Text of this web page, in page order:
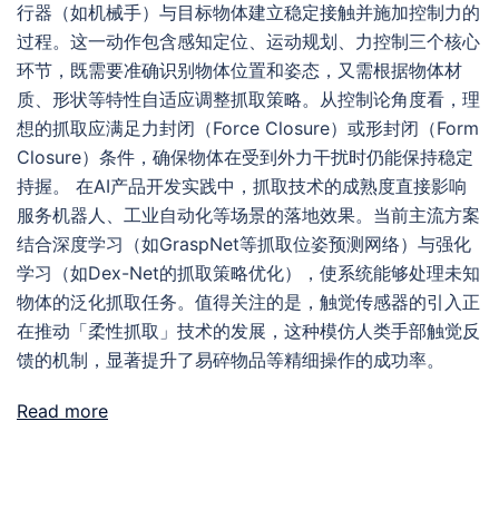
行器（如机械手）与目标物体建立稳定接触并施加控制力的
过程。这一动作包含感知定位、运动规划、力控制三个核心
环节，既需要准确识别物体位置和姿态，又需根据物体材
质、形状等特性自适应调整抓取策略。从控制论角度看，理
想的抓取应满足力封闭（Force Closure）或形封闭（Form
Closure）条件，确保物体在受到外力干扰时仍能保持稳定
持握。 在AI产品开发实践中，抓取技术的成熟度直接影响
服务机器人、工业自动化等场景的落地效果。当前主流方案
结合深度学习（如GraspNet等抓取位姿预测网络）与强化
学习（如Dex-Net的抓取策略优化），使系统能够处理未知
物体的泛化抓取任务。值得关注的是，触觉传感器的引入正
在推动「柔性抓取」技术的发展，这种模仿人类手部触觉反
馈的机制，显著提升了易碎物品等精细操作的成功率。
Read more